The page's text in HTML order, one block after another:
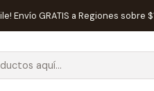
Envío GRATIS a Regiones sobre
de Los Anillos: Moria – La
El